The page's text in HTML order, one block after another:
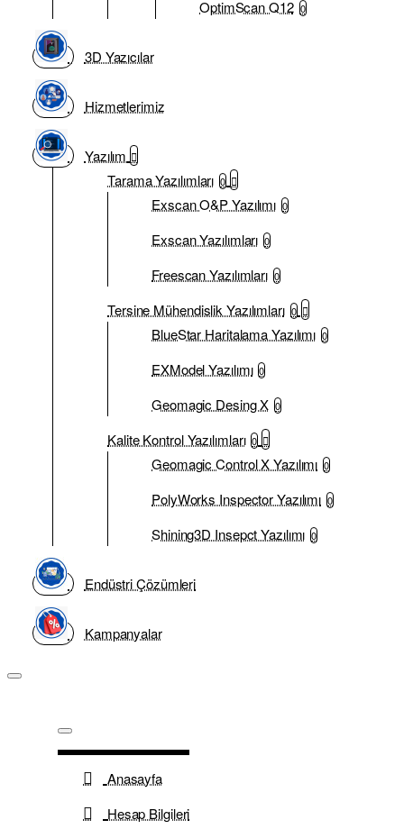
OptimScan Q12 0
3D Yazıcılar
Hizmetlerimiz
Yazılım
Tarama Yazılımları 0
Exscan O&P Yazılımı 0
Exscan Yazılımları 0
Freescan Yazılımları 0
Tersine Mühendislik Yazılımları 0
BlueStar Haritalama Yazılımı 0
EXModel Yazılımı 0
Geomagic Desing X 0
Kalite Kontrol Yazılımları 0
Geomagic Control X Yazılımı 0
PolyWorks Inspector Yazılımı 0
Shining3D Insepct Yazılımı 0
Endüstri Çözümleri
Kampanyalar
Anasayfa
Hesap Bilgileri